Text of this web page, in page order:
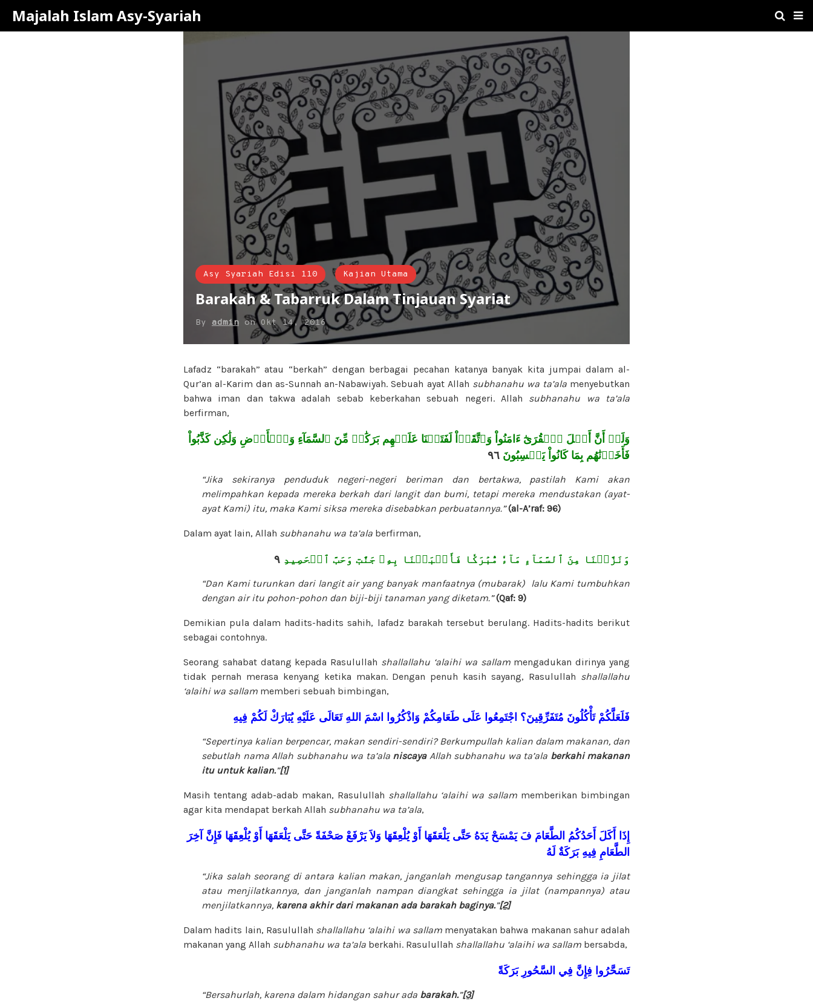
Majalah Islam Asy-Syariah
Asy Syariah Edisi 110 Kajian Utama
Barakah & Tabarruk Dalam Tinjauan Syariat
By admin onOkt 14, 2016
Lafadz “barakah” atau “berkah” dengan berbagai pecahan katanya banyak kita jumpai dalam al-
Qur’an al-Karim dan as-Sunnah an-Nabawiyah. Sebuah ayat Allah subhanahu wa ta’alamenyebutkan
bahwa iman dan takwa adalah sebab keberkahan sebuah negeri. Allah subhanahu wa ta’ala
berfirman,
وَلَوۡ أَنَّ أَهۡلَ ٱلۡقُرَىٰٓ ءَامَنُواْ وَٱتَّقَوۡاْ لَفَتَحۡنَا عَلَيۡهِم بَرَكَٰتٖ مِّنَ ٱلسَّمَآءِ وَٱلۡأَرۡضِ وَلَٰكِن كَذَّبُواْ
فَأَخَذۡنَٰهُم بِمَا كَانُواْ يَكۡسِبُونَ
“Jika sekiranya penduduk negeri-negeri beriman dan bertakwa, pastilah Kami akan
melimpahkan kepada mereka berkah dari langit dan bumi, tetapi mereka mendustakan (ayat-
ayat Kami) itu, maka Kami siksa mereka disebabkan perbuatannya.”(al-A’raf: 96)
Dalam ayat lain, Allah subhanahu wa ta’ala berfirman,
وَنَزَّلۡنَا مِنَ ٱلسَّمَآءِ مَآءٗ مُّبَٰرَكٗا فَأَنۢبَتۡنَا بِهِۦ جَنَّٰتٖ وَحَبَّ ٱلۡحَصِيدِ
“Dan Kami turunkan dari langit air yang banyak manfaatnya (mubarak) lalu Kami tumbuhkan
dengan air itu pohon-pohon dan biji-biji tanaman yang diketam.”(Qaf: 9)
Demikian pula dalam hadits-hadits sahih, lafadz barakah tersebut berulang. Hadits-hadits berikut
sebagai contohnya.
Seorang sahabat datang kepada Rasulullah shallallahu ‘alaihi wa sallammengadukan dirinya yang
tidak pernah merasa kenyang ketika makan. Dengan penuh kasih sayang, Rasulullah shallallahu
‘alaihi wa sallam memberi sebuah bimbingan,
فَلَعَلَّكُمْ تَأْكُلُونَ مُتَفَرِّقِينَ؟ اجْتَمِعُوا عَلَى طَعَامِكُمْ وَاذْكُرُوا اسْمَ اللهِ تَعَالَى عَلَيْهِ يُبَارَكْ لَكُمْ فِيهِ
“Sepertinya kalian berpencar, makan sendiri-sendiri? Berkumpullah kalian dalam makanan, dan
sebutlah nama Allah subhanahu wa ta’ala niscaya Allah subhanahu wa ta’ala berkahi makanan
itu untuk kalian.”[1]
Masih tentang adab-adab makan, Rasulullah shallallahu ‘alaihi wa sallam memberikan bimbingan
agar kita mendapat berkah Allah subhanahu wa ta’ala,
إِذَا أَكَلَ أَحَدُكُمُ الطَّعَامَ فَ يَمْسَحْ يَدَهُ حَتَّى يَلْعَقَهَا أَوْ يُلْعِقَهَا وَلاَ يَرْفَعْ صَحْفَةً حَتَّى يَلْعَقَهَا أَوْ يُلْعِقَهَا فَإِنَّ آخِرَ
الطَّعَامِ فِيهِ بَرَكَةٌ لَهُ
“Jika salah seorang di antara kalian makan, janganlah mengusap tangannya sehingga ia jilat
atau menjilatkannya, dan janganlah nampan diangkat sehingga ia jilat (nampannya) atau
menjilatkannya, karena akhir dari makanan ada barakah baginya.”[2]
Dalam hadits lain, Rasulullah shallallahu ‘alaihi wa sallammenyatakan bahwa makanan sahur adalah
makanan yang Allah subhanahu wa ta’ala berkahi. Rasulullah shallallahu ‘alaihi wa sallam bersabda,
تَسَحَّرُوا فِإِنَّ فِي السَّحُورِ بَرَكَةً
“Bersahurlah, karena dalam hidangan sahur ada barakah.”[3]